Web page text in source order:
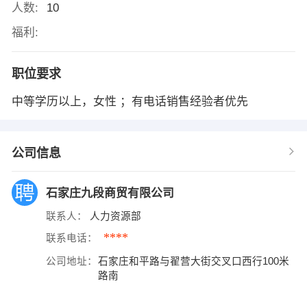
人数:
10
福利:
职位要求
中等学历以上，女性 ；有电话销售经验者优先
公司信息
石家庄九段商贸有限公司
联系人： 人力资源部
联系电话： ****
公司地址：
石家庄和平路与翟营大街交叉口西行100米
路南